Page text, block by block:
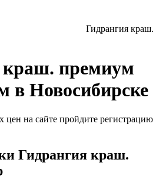
Гидрангия краш.
краш. премиум
в Новосибирске
цен на сайте пройдите регистрацию
Гидрангия краш.